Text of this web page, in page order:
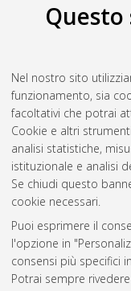
Nel nostro sito
funzionamento, sia
facoltativi che potrai
Cookie e altri
analisi statistiche,
istituzionale e analisi
Se chiudi questo
cookie necessari.
Puoi esprimere il
l'opzione in
consensi più specifici
Potrai sempre
Ossicini, Charlotte
Tipologie corali nel
Mater Studiorum
Studi teatrali e
10.6092/unibo/
Questa lista e'
Atom
Rss 1.0
Rss 2.0